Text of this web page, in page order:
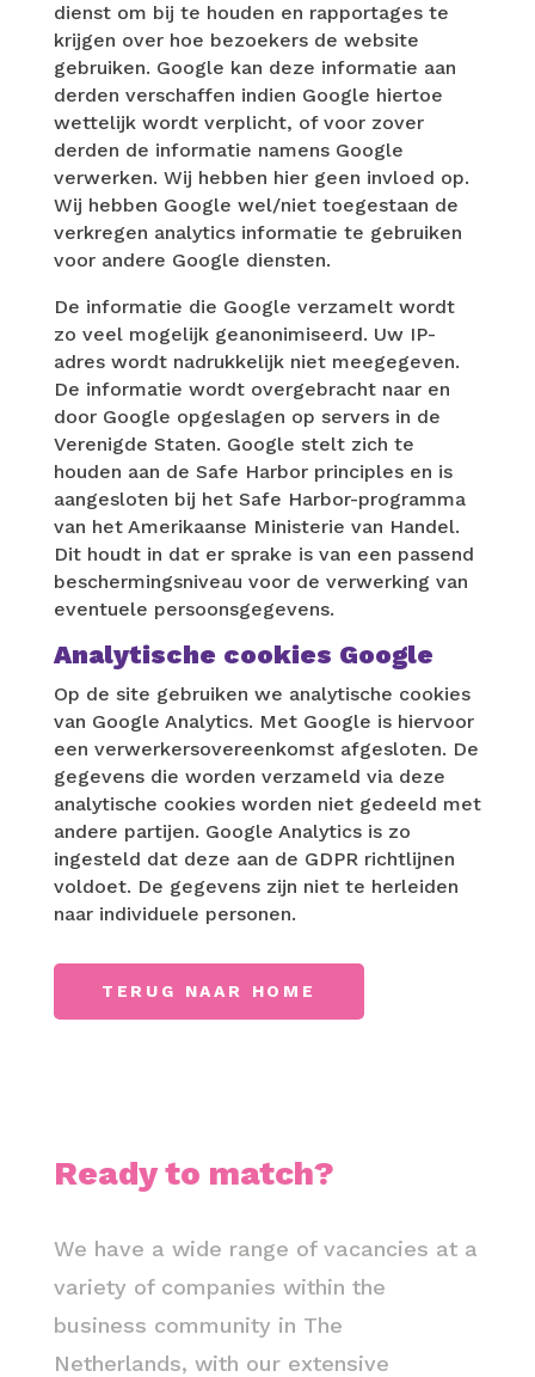
dienst om bij te houden en rapportages te
krijgen over hoe bezoekers de website
gebruiken. Google kan deze informatie aan
derden verschaffen indien Google hiertoe
wettelijk wordt verplicht, of voor zover
derden de informatie namens Google
verwerken. Wij hebben hier geen invloed op.
Wij hebben Google wel/niet toegestaan de
verkregen analytics informatie te gebruiken
voor andere Google diensten.
De informatie die Google verzamelt wordt
zo veel mogelijk geanonimiseerd. Uw IP-
adres wordt nadrukkelijk niet meegegeven.
De informatie wordt overgebracht naar en
door Google opgeslagen op servers in de
Verenigde Staten. Google stelt zich te
houden aan de Safe Harbor principles en is
aangesloten bij het Safe Harbor-programma
van het Amerikaanse Ministerie van Handel.
Dit houdt in dat er sprake is van een passend
beschermingsniveau voor de verwerking van
eventuele persoonsgegevens.
Analytische cookies Google
Op de site gebruiken we analytische cookies
van Google Analytics. Met Google is hiervoor
een verwerkersovereenkomst afgesloten. De
gegevens die worden verzameld via deze
analytische cookies worden niet gedeeld met
andere partijen. Google Analytics is zo
ingesteld dat deze aan de GDPR richtlijnen
voldoet. De gegevens zijn niet te herleiden
naar individuele personen.
TERUG NAAR HOME
Ready to match?
We have a wide range of vacancies at a
variety of companies within the
business community in The
Netherlands, with our extensive